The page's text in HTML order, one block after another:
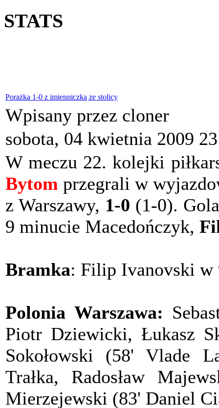
STATS
Porażka 1-0 z imienniczką ze stolicy
Wpisany przez cloner
sobota, 04 kwietnia 2009
W meczu 22. kolejki
Bytom przegrali w
z Warszawy, 1-0 (1-0).
9 minucie Macedończyk,
Bramka: Filip Ivanovski w
Polonia Warszawa:
Piotr Dziewicki, Łukasz
Sokołowski (58' Vlade
Trałka, Radosław
Mierzejewski (83' Daniel